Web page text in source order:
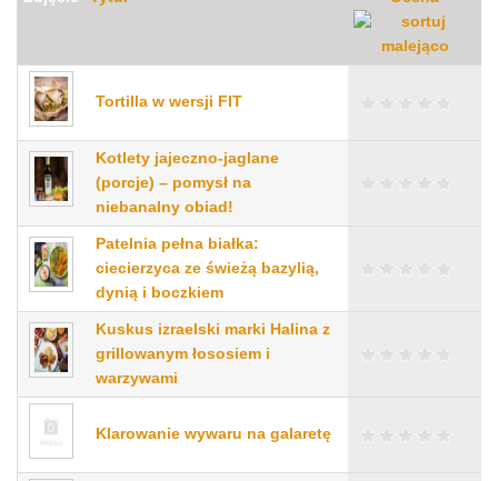
Tortilla w wersji FIT
Kotlety jajeczno-jaglane
(porcje) – pomysł na
niebanalny obiad!
Patelnia pełna białka:
ciecierzyca ze świeżą bazylią,
dynią i boczkiem
Kuskus izraelski marki Halina z
grillowanym łososiem i
warzywami
Klarowanie wywaru na galaretę